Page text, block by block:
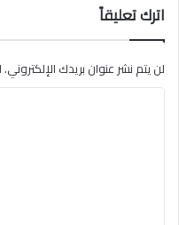
اترك تعليقاً
لن يتم نشر عنوان بريدك الإلكتروني.